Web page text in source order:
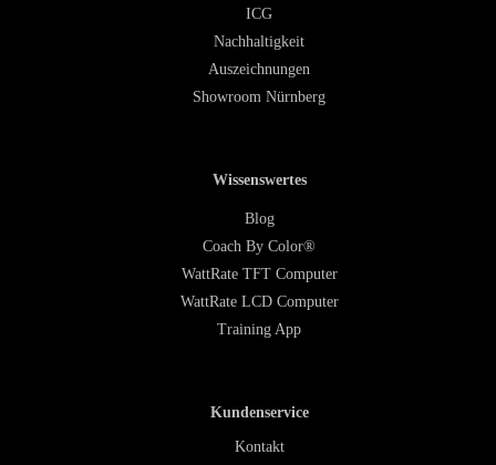
ICG
Nachhaltigkeit
Auszeichnungen
Showroom Nürnberg
Wissenswertes
Blog
Coach By Color®
WattRate TFT Computer
WattRate LCD Computer
Training App
Kundenservice
Kontakt